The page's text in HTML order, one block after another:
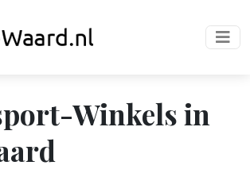
Winkels in